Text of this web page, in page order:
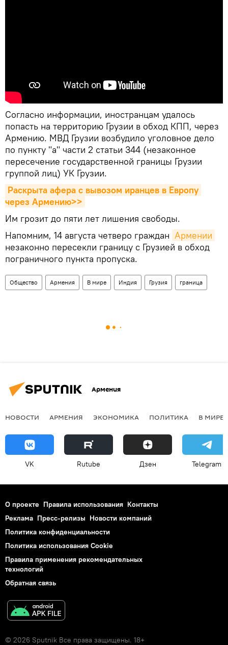
Согласно информации, иностранцам удалось
попасть на территорию Грузии в обход КПП, через
Армению. МВД Грузии возбудило уголовное дело
по пункту "а" части 2 статьи 344 (незаконное
пересечение государственной границы Грузии
группой лиц) УК Грузии.
Раскрыта афера с вывозом иранцев в Европу
через Армению>>
Им грозит до пяти лет лишения свободы.
Напомним, 14 августа четверо граждан Армении
незаконно пересекли границу с Грузией в обход
пограничного пункта пропуска.
Общество Армения В мире Индия Грузия граница
Армения
НОВОСТИ АРМЕНИЯ ЭКОНОМИКА ПОЛИТИКА В МИРЕ
VK Rutube Дзен Telegram
О проекте Правила использования Контакты
Реклама Пресс-релизы Новости компаний
Политика конфиденциальности
Политика использования Cookie
Правила применения рекомендательных
технологий
Обратная связь
© 2026 Sputnik Все права защищены. 18+